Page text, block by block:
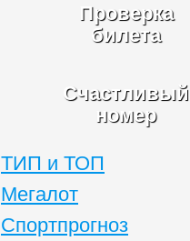
Проверка
билета
Счастливый
номер
ТИП и ТОП
Мегалот
Спортпрогноз